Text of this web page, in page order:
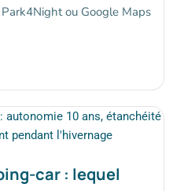
ou Google Maps
car : lequel